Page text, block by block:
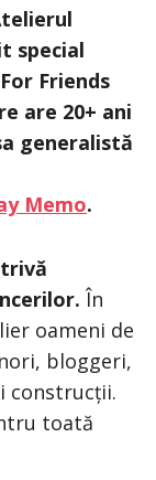
special
Friends
are 20+ ani
generalistă
Memo.
În
oameni de
bloggeri,
construcții.
toată